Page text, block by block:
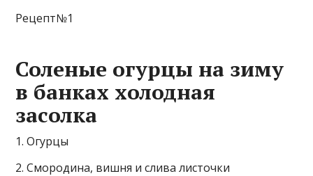
Рецепт№1
Соленые огурцы на зиму
в банках холодная
засолка
1. Огурцы
2. Смородина, вишня и слива листочки